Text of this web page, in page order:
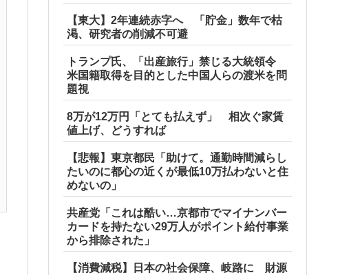
【東大】2年連続赤字へ 「貯金」数年で枯
渇、研究者の削減不可避
トランプ氏、「出産旅行」禁じる大統領令
米国籍取得を目的とした中国人らの渡米を問
題視
8万が12万円「とても払えず」 相次ぐ家賃
値上げ、どうすれば
【悲報】東京都民「助けて。通勤時間減らし
たいのに都心の近くが最低10万払わないと住
めないの」
共産党「これは酷い…京都市でマイナンバー
カードを持たない29万人がポイント給付事業
から排除された」
【消費減税】日本の社会保障、岐路に 財源